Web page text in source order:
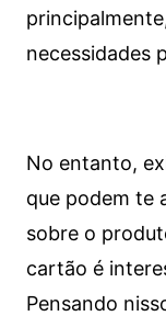
necessidades
No entanto,
que podem te
sobre o
cartão é
Pensando